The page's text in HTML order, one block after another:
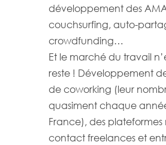
développement des
couchsurfing, auto-
crowdfunding…
Et le marché du travail
reste ! Développement
de coworking (leur
quasiment chaque
France), des
contact freelances et